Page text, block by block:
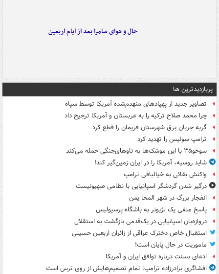
حال و هوای سامرا بعد از ایام اربعین
پربازدیدترین ها
تصاویر جدید از پهپادهای منهدم‌شده آمریکا توسط سپاه
چرا محمد صلاح ترکیه را به عربستان و آمریکا ترجیح داد
گربه جریان برق شهرستان فریمان را قطع کرد
ترامپ سوئیس را تهدید کرد
سوخو۳۵ با این موشک‌ها به ناوهای‌جنگی حمله می‌کند
شاید روسیه، آمریکا را در ایران زمین‌گیر کند!
واکنش بقائی به خیالبافی ترامپ
درگیر شدن گردشگر اسپانیایی با نظامی صهیونیست
انفجار بزرگ در شهر المخا یمن
پاسخ منفی یک لژیونر به باشگاه پرسپولیس
دروازه‌بان اسپانیایی در یک‌قدمی بازگشت به استقلال
استقبال خاص دخترک عراقی از زائران اربعین حسینی
ماموریت در حال پایان است!
ادعای بسنت درباره توافق ایران و آمریکا
افشاگری برادرزاده ترامپ: تمام تصمیم‌هایش از روی ترس است